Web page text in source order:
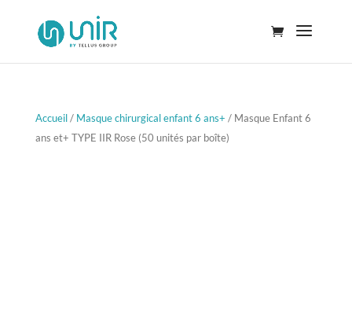
Accueil/ Masque chirurgical enfant 6 ans+ / Masque Enfant 6
ans et+ TYPE IIR Rose (50 unités par boîte)